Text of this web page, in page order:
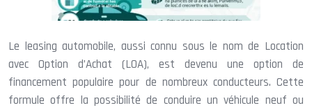
Le leasing automobile, aussi connu sous le nom de Location
avec Option d’Achat (LOA), est devenu une option de
financement populaire pour de nombreux conducteurs. Cette
formule offre la possibilité de conduire un véhicule neuf ou